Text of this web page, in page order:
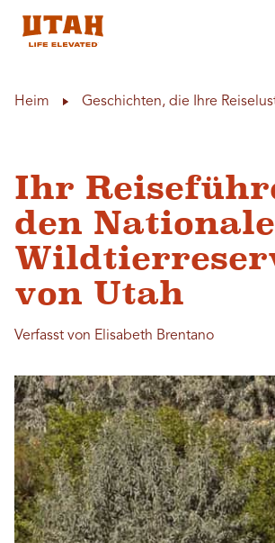
Heim Geschichten, die Ihre
Ihr
den
von Utah
Verfasst von Elisabeth Brentano